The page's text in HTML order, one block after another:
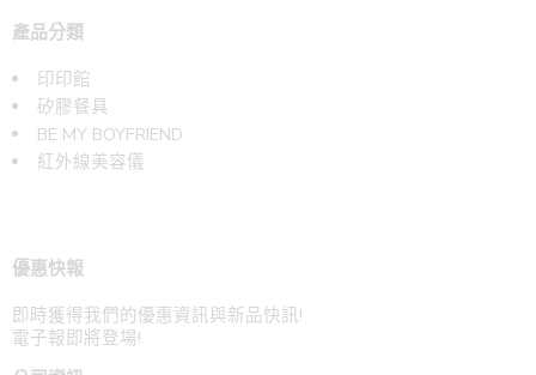
產品分類
印印館
矽膠餐具
BE MY BOYFRIEND
紅外線美容儀
優惠快報
即時獲得我們的優惠資訊與新品快訊!
電子報即將登場!